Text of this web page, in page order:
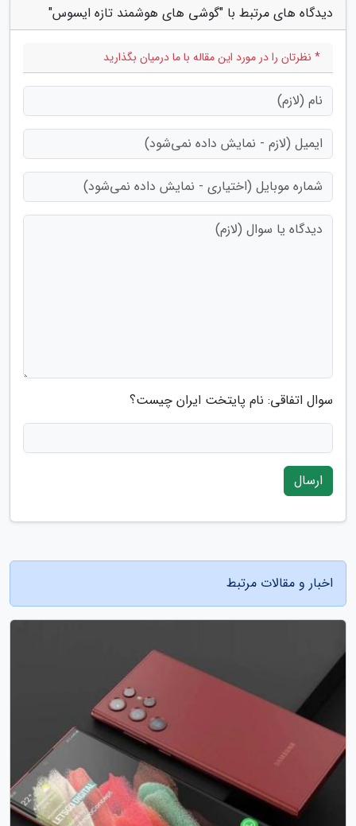
دیدگاه های مرتبط با "گوشی های هوشمند تازه ایسوس"
* نظرتان را در مورد این مقاله با ما درمیان بگذارید
سوال اتفاقی: نام پایتخت ایران چیست؟
ارسال
اخبار و مقالات مرتبط